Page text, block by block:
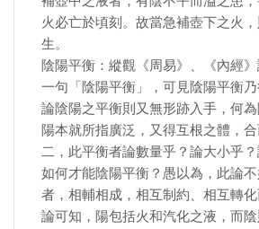
火必亡於頃刻。故當急補壺下之火
生。
陰陽平衡：縱觀《周易》、《內經
一句「陰陽平衡」，可見陰陽平衡
論陰陽之平衡則又無形跡入手，何
陽本就所指廣泛，又得互根之體，
二，此平衡者論數量乎？論大小乎
如何才能陰陽平衡？愚以為，此論
者，相輔相成，相互制約、相互轉
論可知，陽包括火和汽化之液，而陰